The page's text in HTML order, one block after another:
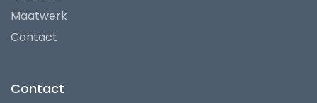
Maatwerk
Contact
Contact